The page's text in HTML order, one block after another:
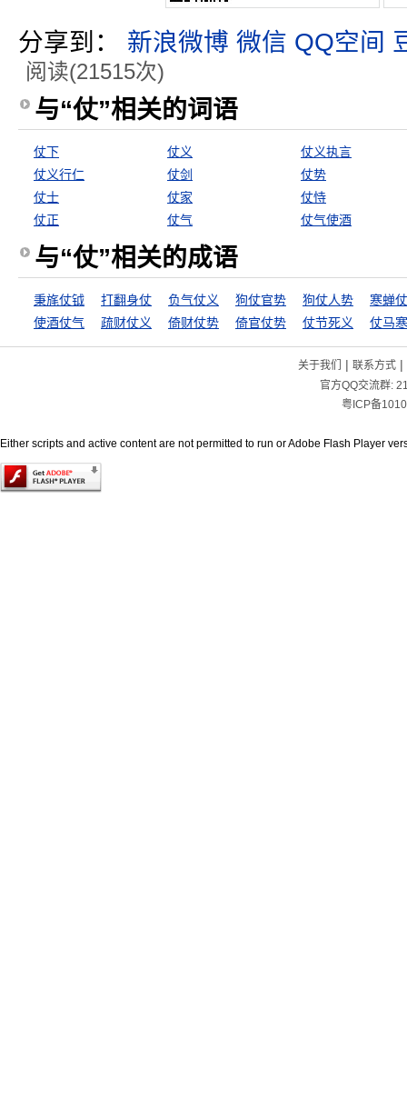
分享到： 新浪微博 微信 QQ空间
阅读(21515次)
与“仗”相关的词语
仗下 仗义
仗义执言
仗义行仁
仗剑
仗势
仗士
仗家
仗恃
仗正
仗气 仗气使酒
与“仗”相关的成语
秉旄仗钺 打翻身仗 负气仗义 狗仗官势 狗仗人势
寒蝉
使酒仗气
疏财仗义 倚财仗势 倚官仗势 仗节死义 仗马
关于我们 | 联系方式|
官方QQ交流群:
粤ICP备
Either scripts and active content are not permitted to run or Adobe Flash Player